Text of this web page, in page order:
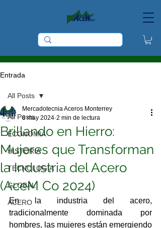
Entrada
All Posts
ECONOMIA
HISTORIA
TECNOLOGIA
GLOBAL
ACERO
All Posts
Brillando en Hierro:
Mujeres que Transforman
la Industria del Acero
(AceM Co 2024)
Mercadotecnia Aceros Monterrey
8 may 2024 2 min de lectura
En la industria del acero,
tradicionalmente dominada por
hombres, las mujeres están emergiendo